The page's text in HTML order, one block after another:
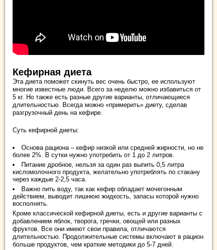
Кефирная диета
Эта диета поможет скинуть вес очень быстро, ее используют
многие известные люди. Всего за неделю можно избавиться от
5 кг. Но также есть разные другие варианты, отличающиеся
длительностью. Всегда можно «примерить» диету, сделав
разгрузочный день на кефире.
Суть кефирной диеты:
Основа рациона – кефир низкой или средней жирности, но не
более 2%. В сутки нужно употребить от 1 до 2 литров.
Питание дробное, нельзя за один раз выпить 0,5 литра
кисломолочного продукта, желательно употреблять по стакану
через каждые 2-2,5 часа.
Важно пить воду, так как кефир обладает мочегонным
действием, выводит лишнюю жидкость, запасы которой нужно
восполнять.
Кроме классической кефирной диеты, есть и другие варианты с
добавлением яблок, творога, гречки, овощей или разных
фруктов. Все они имеют свои правила, отличаются
длительностью. Продолжительные системы включают в рацион
больше продуктов, чем краткие методики до 5-7 дней.